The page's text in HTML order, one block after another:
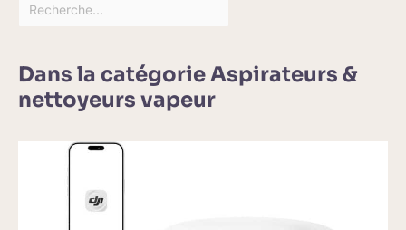
Dans la catégorie Aspirateurs &
nettoyeurs vapeur